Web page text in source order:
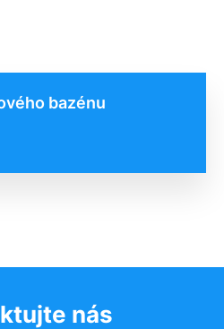
bazénu
nás